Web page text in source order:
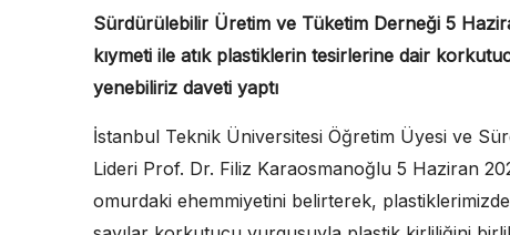
Sürdürülebilir Üretim ve Tüketim Derneği 5
kıymeti ile atık plastiklerin tesirlerine dair
yenebiliriz daveti yaptı
İstanbul Teknik Üniversitesi Öğretim Üyesi ve
Lideri Prof. Dr. Filiz Karaosmanoğlu 5 Haziran
omurdaki ehemmiyetini belirterek,